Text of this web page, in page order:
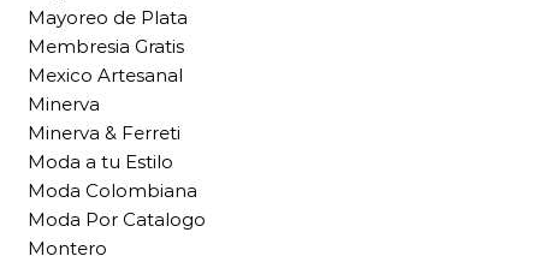
Mayoreo de Plata
Membresia Gratis
Mexico Artesanal
Minerva
Minerva & Ferreti
Moda a tu Estilo
Moda Colombiana
Moda Por Catalogo
Montero